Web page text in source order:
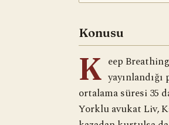
Konusu
K eep
ortalama süresi 35
Yorklu avukat Liv,